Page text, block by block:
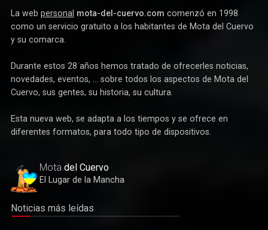
La web personal mota-del-cuervo.com comenzó en 1998
como un servicio gratuito a los habitantes de Mota del Cuervo
y su comarca.
Durante estos 28 años hemos tratado de ofrecerles noticias,
novedades, eventos, ... sobre todos los aspectos de Mota del
Cuervo, sus gentes, su historia, su cultura.
Esta nueva web, se adapta a los tiempos y se ofrece en
diferentes formatos, para todo tipo de dispositivos.
Mota del Cuervo
El Lugar de la Mancha
Noticias más leídas